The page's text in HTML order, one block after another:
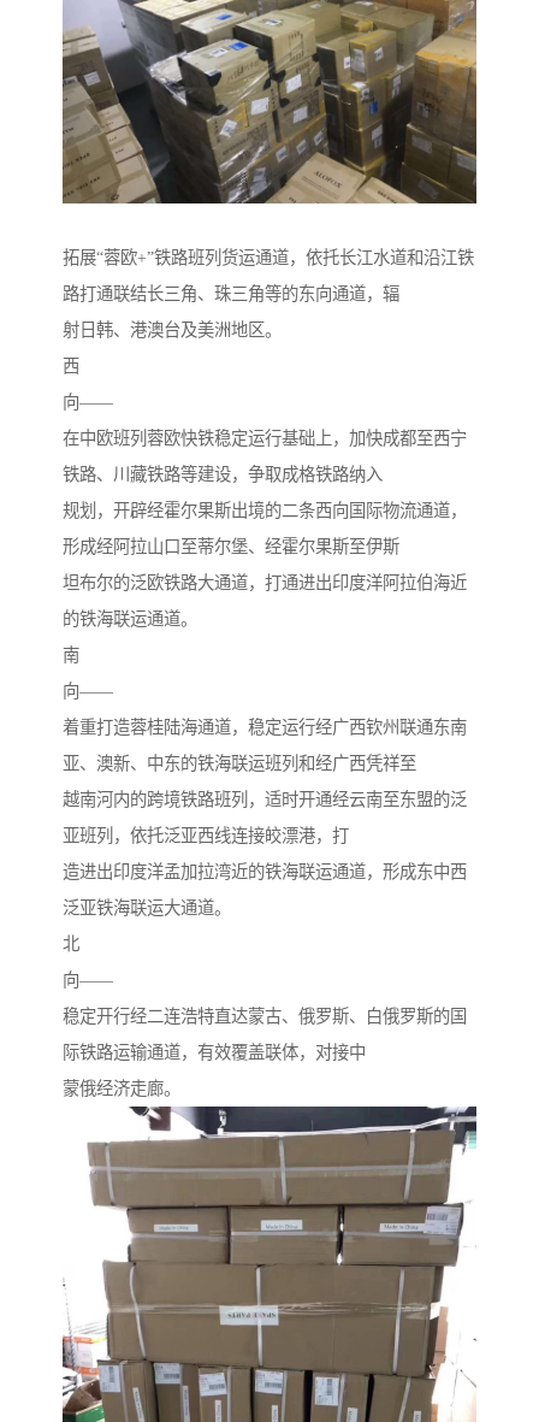
拓展“蓉欧+”铁路班列货运通道，依托长江水道和沿江铁
路打通联结长三角、珠三角等的东向通道，辐
射日韩、港澳台及美洲地区。
西
向——
在中欧班列蓉欧快铁稳定运行基础上，加快成都至西宁
铁路、川藏铁路等建设，争取成格铁路纳入
规划，开辟经霍尔果斯出境的二条西向国际物流通道，
形成经阿拉山口至蒂尔堡、经霍尔果斯至伊斯
坦布尔的泛欧铁路大通道，打通进出印度洋阿拉伯海近
的铁海联运通道。
南
向——
着重打造蓉桂陆海通道，稳定运行经广西钦州联通东南
亚、澳新、中东的铁海联运班列和经广西凭祥至
越南河内的跨境铁路班列，适时开通经云南至东盟的泛
亚班列，依托泛亚西线连接皎漂港，打
造进出印度洋孟加拉湾近的铁海联运通道，形成东中西
泛亚铁海联运大通道。
北
向——
稳定开行经二连浩特直达蒙古、俄罗斯、白俄罗斯的国
际铁路运输通道，有效覆盖联体，对接中
蒙俄经济走廊。